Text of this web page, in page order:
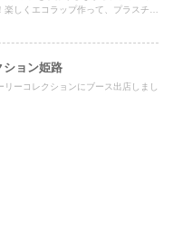
しくエコラップ作って、プラスチッ
ション姫路
ーコレクションにブース出店しまし